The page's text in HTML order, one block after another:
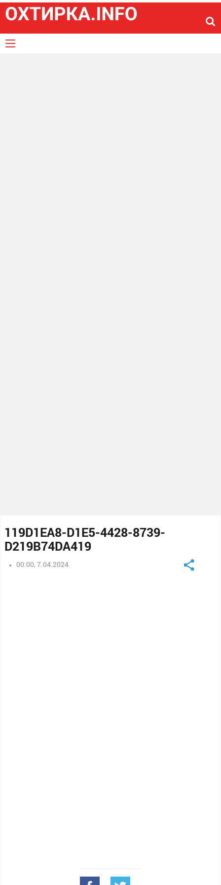
119D1EA8-D1E5-4428-8739-
D219B74DA419
00:00, 7.04.2024